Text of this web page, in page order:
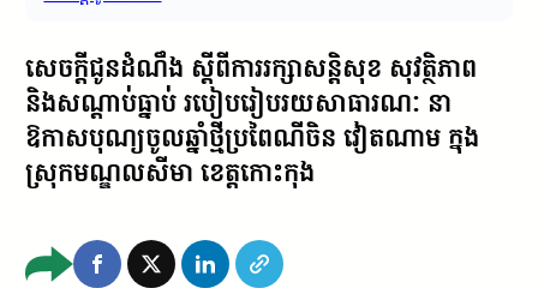
សេចក្តីជូនដំណឹង ស្តីពីការរក្សាសន្តិសុខ សុវត្ថិភាព
និងសណ្តាប់ធ្នាប់ របៀបរៀបរយសាធារណៈ នា
ឱកាសបុណ្យចូលឆ្នាំថ្មីប្រពៃណីចិន វៀតណាម ក្នុង
ស្រុកមណ្ឌលសីមា ខេត្តកោះកុង